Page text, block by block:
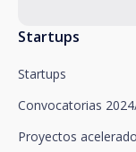
Startups
Startups
Convocatorias
Proyectos
Santalucía le
oposición,
así como
fines
mediante un